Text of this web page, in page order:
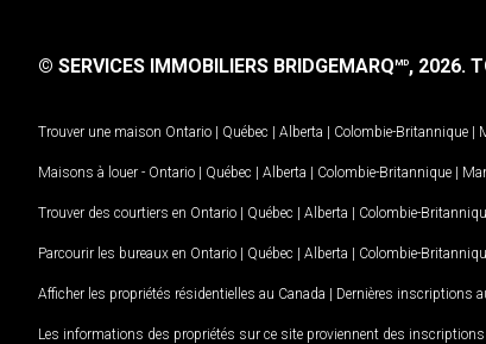
© SERVICES IMMOBILIERS BRIDGEMARQMD, 2026.
Trouver une maison Ontario | Québec | Alberta | Colombie-Britannique |
Maisons à louer - Ontario | Québec | Alberta | Colombie-Britannique |
Trouver des courtiers en Ontario | Québec | Alberta | Colombie-
Parcourir les bureaux en Ontario | Québec | Alberta | Colombie-
Afficher les propriétés résidentielles au Canada | Dernières inscriptions
Les informations des propriétés sur ce site proviennent des inscriptions